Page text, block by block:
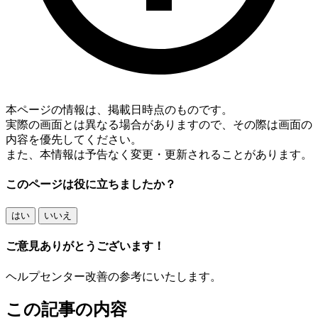
本ページの情報は、掲載日時点のものです。
実際の画面とは異なる場合がありますので、その際は画面の
内容を優先してください。
また、本情報は予告なく変更・更新されることがあります。
このページは役に立ちましたか？
はい いいえ
ご意見ありがとうございます！
ヘルプセンター改善の参考にいたします。
この記事の内容